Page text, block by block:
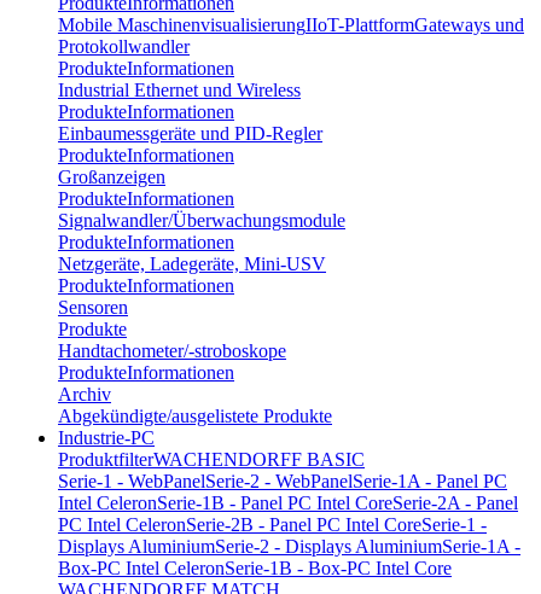
Mobile MaschinenvisualisierungIIoT-PlattformGateways und
Protokollwandler
ProdukteInformationen
Industrial Ethernet und Wireless
ProdukteInformationen
Einbaumessgeräte und PID-Regler
ProdukteInformationen
Großanzeigen
ProdukteInformationen
Signalwandler/Überwachungsmodule
ProdukteInformationen
Netzgeräte, Ladegeräte, Mini-USV
ProdukteInformationen
Sensoren
Produkte
Handtachometer/-stroboskope
ProdukteInformationen
Archiv
Abgekündigte/ausgelistete Produkte
Industrie-PC
ProduktfilterWACHENDORFF BASIC
Serie-1 - WebPanelSerie-2 - WebPanelSerie-1A - Panel PC
Intel CeleronSerie-1B - Panel PC Intel CoreSerie-2A - Panel
PC Intel CeleronSerie-2B - Panel PC Intel CoreSerie-1 -
Displays AluminiumSerie-2 - Displays AluminiumSerie-1A -
Box-PC Intel CeleronSerie-1B - Box-PC Intel Core
WACHENDORFF MATCH